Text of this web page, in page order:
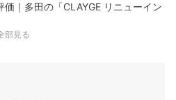
価｜多田の「CLAYGE リニューイン
品をなじみやすく整える導入セラム
ブラックモイスチャー
部見る